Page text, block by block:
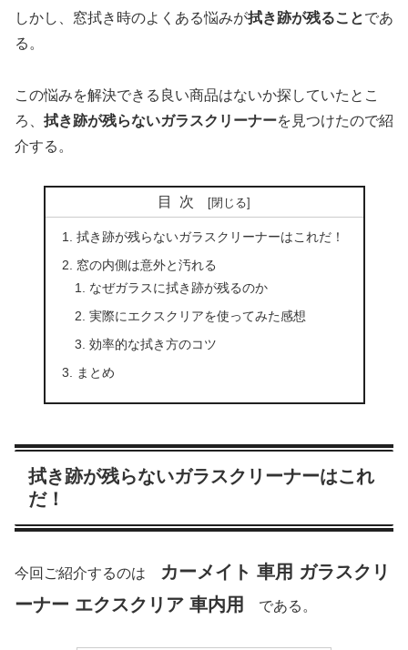
しかし、窓拭き時のよくある悩みが拭き跡が残ることであ
る。
この悩みを解決できる良い商品はないか探していたとこ
ろ、 拭き跡が残らないガラスクリーナーを見つけたので紹
介する。
目次
拭き跡が残らないガラスクリーナーはこれだ！
窓の内側は意外と汚れる
なぜガラスに拭き跡が残るのか
実際にエクスクリアを使ってみた感想
効率的な拭き方のコツ
まとめ
拭き跡が残らないガラスクリーナーはこれ
だ！
今回ご紹介するのは
カーメイト 車用 ガラスクリ
ーナー エクスクリア 車内用
である。